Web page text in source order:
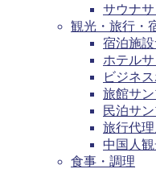
サウナ
観光・旅行・
宿泊施
ホテル
ビジネ
旅館サ
民泊サ
旅行代
中国人
食事・調理